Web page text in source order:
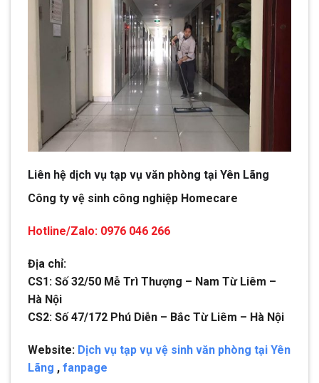
Liên hệ dịch vụ tạp vụ văn phòng tại Yên Lãng
Công ty vệ sinh công nghiệp Homecare
Hotline/Zalo: 0976 046 266
Địa chỉ:
CS1: Số 32/50 Mễ Trì Thượng – Nam Từ Liêm –
Hà Nội
CS2: Số 47/172 Phú Diễn – Bắc Từ Liêm – Hà Nội
Website: Dịch vụ tạp vụ vệ sinh văn phòng tại Yên
Lãng , fanpage